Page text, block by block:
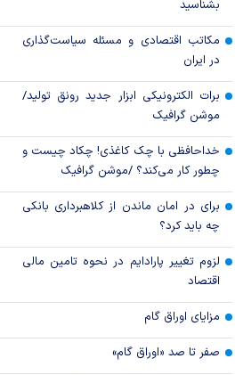
بدون اصلاحات ساختاری، مهار تورم
ممکن نیست
بشناسید
مکاتب اقتصادی و مسئله سیاست‌گذاری
در ایران
برات الکترونیکی ابزار جدید رونق تولید/
موشن گرافیک
خداحافظی با چک کاغذی! چکاد چیست و
چطور کار می‌کند؟ /موشن گرافیک
برای در امان ماندن از کلاهبرداری بانکی
چه باید کرد؟
لزوم تغییر پارادایم در نحوه تامین مالی
اقتصاد
مزایای اوراق گام
صفر تا صد «اوراق گام»